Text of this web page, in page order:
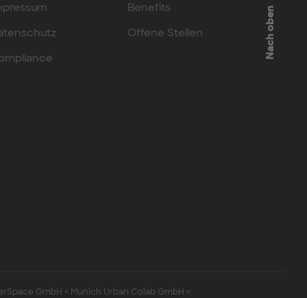
Benefits
Offene Stellen
Nach oben
GmbH × Munich Urban Colab GmbH ×